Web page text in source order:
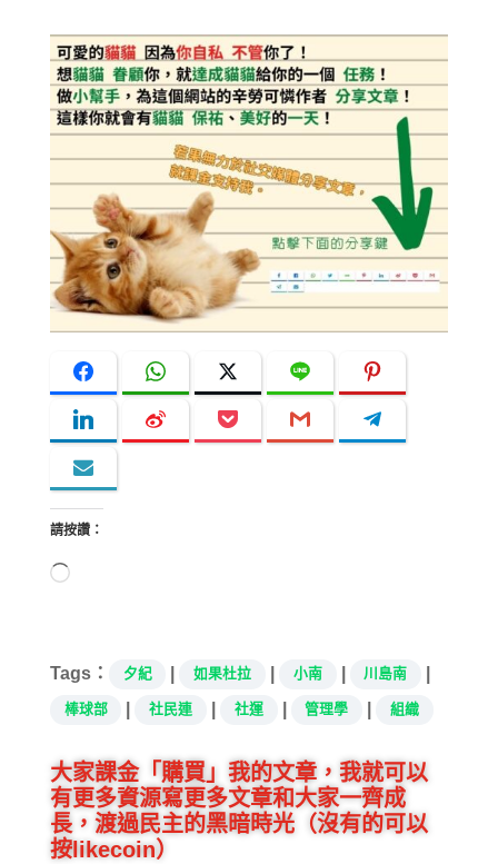
請按讚：
正
Tags： 夕紀 如果杜拉 小南 川島南
棒球部 社民連 社運 管理學 組織
大家課金「購買」我的文章，我就可以
有更多資源寫更多文章和大家一齊成
長，渡過民主的黑暗時光（沒有的可以
按likecoin）